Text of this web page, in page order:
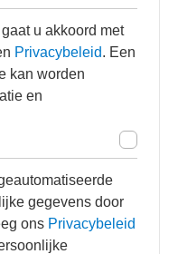
u akkoord met
Privacybeleid. Een
kan worden
en
gegevens door
ons Privacybeleid